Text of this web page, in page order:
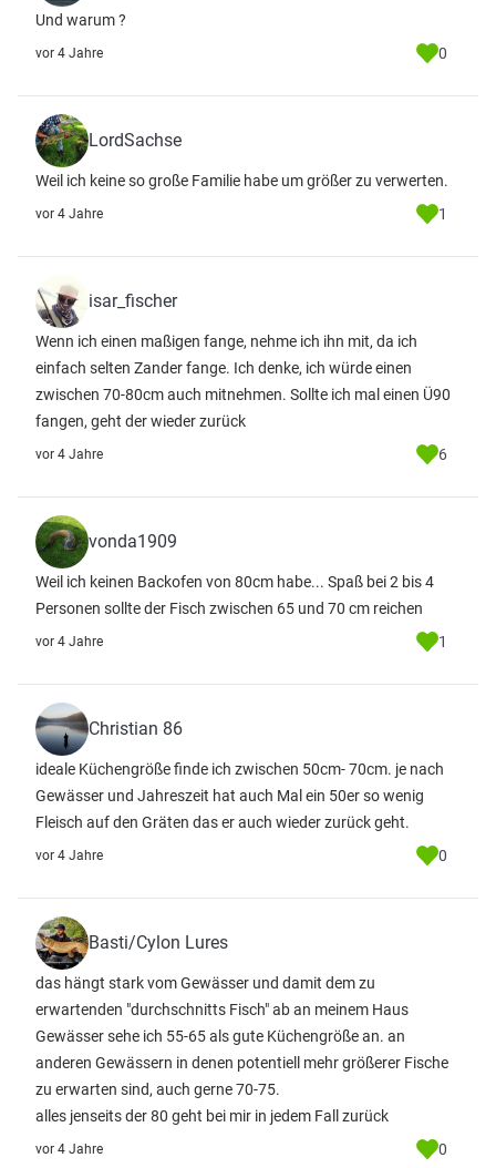
Und warum ?
vor 4 Jahre 0
LordSachse
Weil ich keine so große Familie habe um größer zu verwerten.
vor 4 Jahre 1
isar_fischer
Wenn ich einen maßigen fange, nehme ich ihn mit, da ich
einfach selten Zander fange. Ich denke, ich würde einen
zwischen 70-80cm auch mitnehmen. Sollte ich mal einen Ü90
fangen, geht der wieder zurück
vor 4 Jahre 6
vonda1909
Weil ich keinen Backofen von 80cm habe... Spaß bei 2 bis 4
Personen sollte der Fisch zwischen 65 und 70 cm reichen
vor 4 Jahre 1
Christian 86
ideale Küchengröße finde ich zwischen 50cm- 70cm. je nach
Gewässer und Jahreszeit hat auch Mal ein 50er so wenig
Fleisch auf den Gräten das er auch wieder zurück geht.
vor 4 Jahre 0
Basti/Cylon Lures
das hängt stark vom Gewässer und damit dem zu
erwartenden "durchschnitts Fisch" ab an meinem Haus
Gewässer sehe ich 55-65 als gute Küchengröße an. an
anderen Gewässern in denen potentiell mehr größerer Fische
zu erwarten sind, auch gerne 70-75.
alles jenseits der 80 geht bei mir in jedem Fall zurück
vor 4 Jahre 0